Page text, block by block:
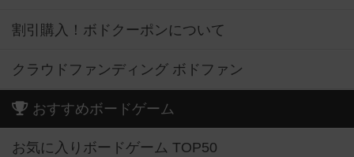
割引購入！ボドクーポンについて
クラウドファンディング ボドファン
おすすめボードゲーム
お気に入りボードゲーム TOP50